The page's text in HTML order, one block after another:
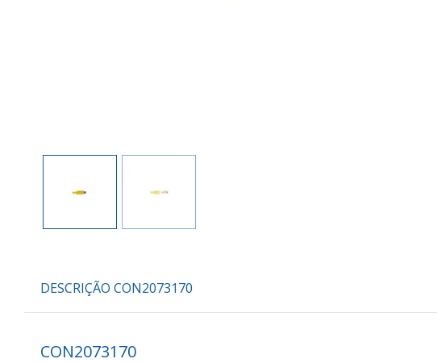
DESCRIÇÃO CON2073170
CON2073170